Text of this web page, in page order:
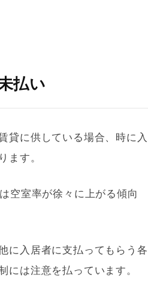
払い
貸に供している場合、時に入
ます。
空室率が徐々に上がる傾向
に入居者に支払ってもらう各
には注意を払っています。